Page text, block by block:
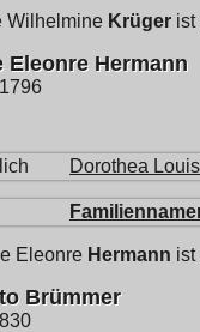
Wilhelmine Krüger ist
Eleonre Hermann
Dorothea
Eleonre Hermann ist
Brümmer